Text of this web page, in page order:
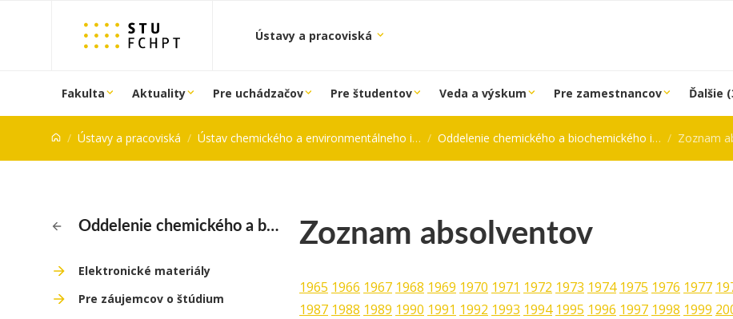
Ústavy a pracoviská
Fakulta Aktuality Pre uchádzačov Pre študentov Veda a výskum Pre zamestnancov Ďalšie
Ústavy a pracoviská Ústav chemického a environmentálneho inžinierstva Oddelenie chemického a biochemického inžinierstva Zoznam
Oddelenie chemického a biochemického inžinierstva
Elektronické materiály
Pre záujemcov o štúdium
Zoznam absolventov
1965 1966 1967 1968 1969 1970 1971 1972 1973 1974 1975 1976 1977
1987 1988 1989 1990 1991 1992 1993 1994 1995 1996 1997 1998 1999